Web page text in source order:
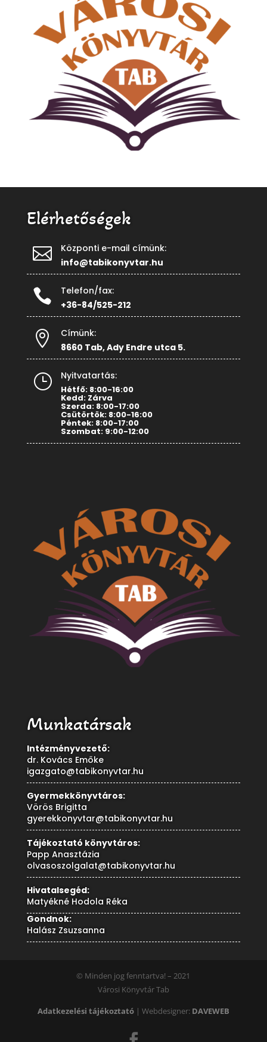
Elérhetőségek

Központi e-mail címünk:
info@tabikonyvtar.hu

Telefon/fax:
+36-84/525-212

Címünk:
8660 Tab, Ady Endre utca 5.
} Nyitvatartás:
Hétfő: 8:00-16:00
Kedd: Zárva
Szerda: 8:00-17:00
Csütörtök: 8:00-16:00
Péntek: 8:00-17:00
Szombat: 9:00-12:00
Munkatársak
Intézményvezető:
dr. Kovács Emőke
igazgato@tabikonyvtar.hu
Gyermekkönyvtáros:
Vörös Brigitta
gyerekkonyvtar@tabikonyvtar.hu
Tájékoztató könyvtáros:
Papp Anasztázia
olvasoszolgalat@tabikonyvtar.hu
Hivatalsegéd:
Matyékné Hodola Réka
Gondnok:
Halász Zsuzsanna
© Minden jog fenntartva! – 2021
Városi Könyvtár Tab
Adatkezelési tájékoztató| Webdesigner: DAVEWEB